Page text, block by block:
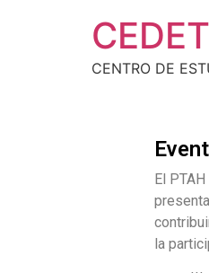
CEDET
CENTRO DE
El
la